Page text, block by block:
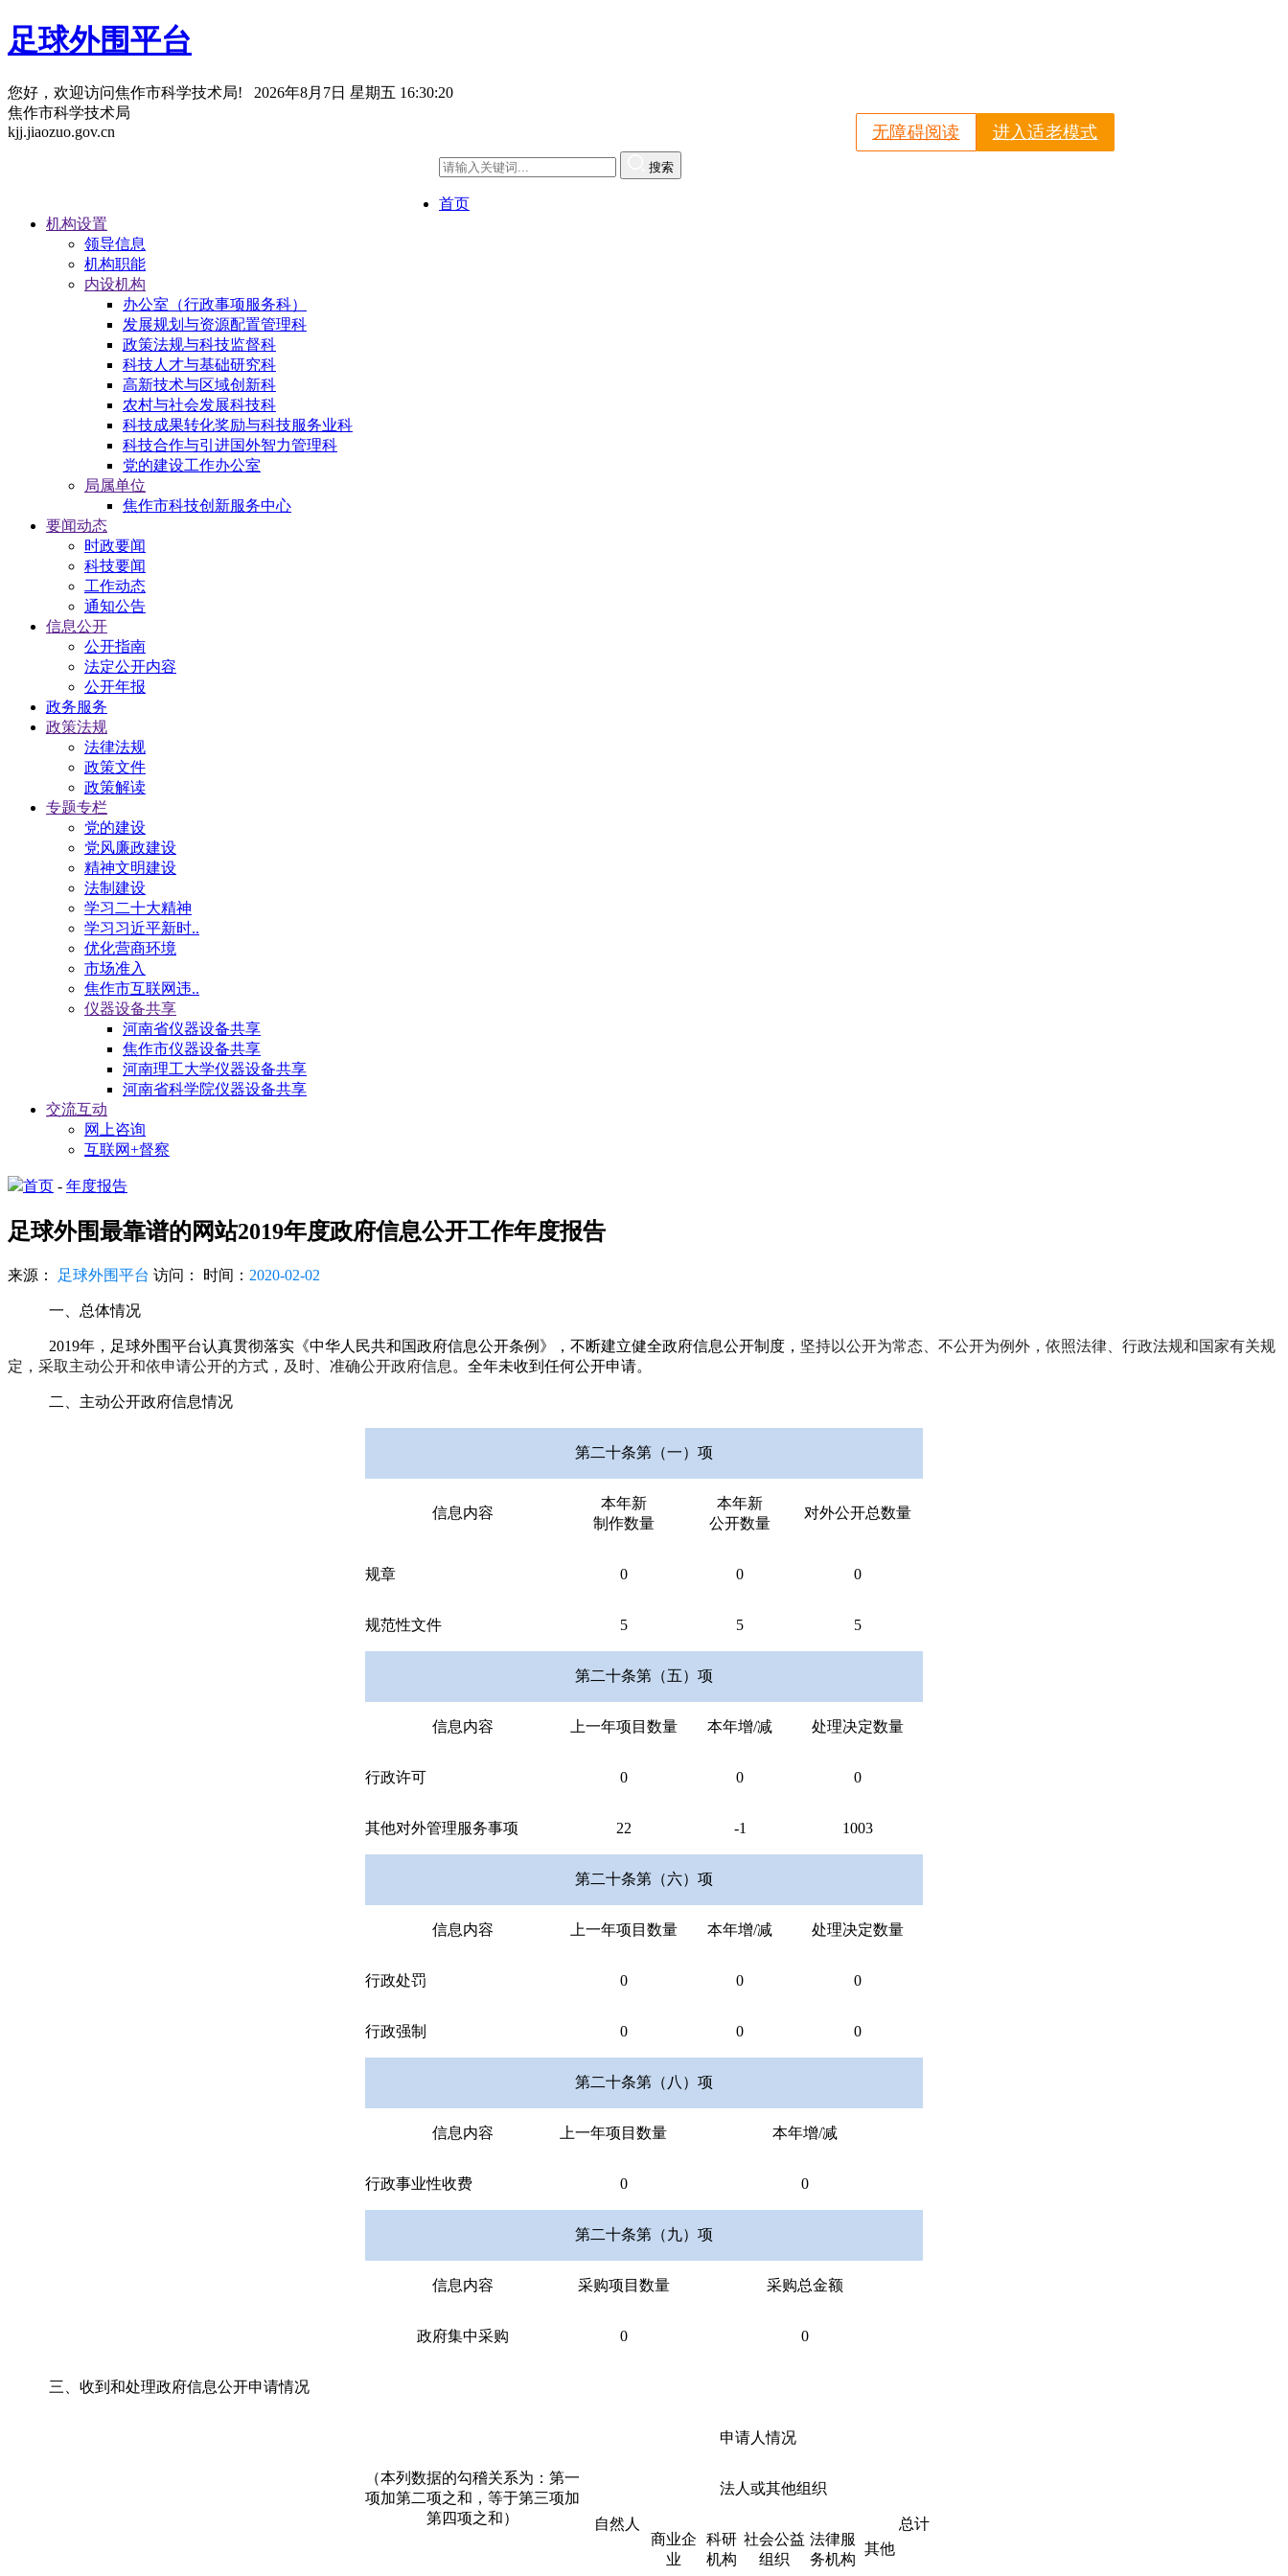
足球外围平台
您好，欢迎访问焦作市科学技术局! 2026年8月7日 星期五 16:30:20
焦作市科学技术局
kjj.jiaozuo.gov.cn
进入适老模式
无障碍阅读
搜索
首页
机构设置
领导信息
机构职能
内设机构
办公室（行政事项服务科）
发展规划与资源配置管理科
政策法规与科技监督科
科技人才与基础研究科
高新技术与区域创新科
农村与社会发展科技科
科技成果转化奖励与科技服务业科
科技合作与引进国外智力管理科
党的建设工作办公室
局属单位
焦作市科技创新服务中心
要闻动态
时政要闻
科技要闻
工作动态
通知公告
信息公开
公开指南
法定公开内容
公开年报
政务服务
政策法规
法律法规
政策文件
政策解读
专题专栏
党的建设
党风廉政建设
精神文明建设
法制建设
学习二十大精神
学习习近平新时..
优化营商环境
市场准入
焦作市互联网违..
仪器设备共享
河南省仪器设备共享
焦作市仪器设备共享
河南理工大学仪器设备共享
河南省科学院仪器设备共享
交流互动
网上咨询
互联网+督察
首页 - 年度报告
足球外围最靠谱的网站2019年度政府信息公开工作年度报告
来源： 足球外围平台 访问： 时间： 2020-02-02
一、 总体情况
2019年，足球外围平台认真贯彻落实《中华人民共和国政府信息公开条例》，不断建立健全政府信息公开制度， 坚持以公开为常态、不公开为例外，依照法律、行政法规和国家有关规
定，采取主动公开和依申请公开的方式，及时、准确公开政府信息 。全年未收到任何公开申请。
二、主动公开政府信息情况
第二十条第（一）项
信息内容
本年新
制作数量
本年新
公开数量
对外公开总数量
规章 0 0 0
规范性文件 5 5 5
第二十条第（五）项
信息内容 上一年项目数量 本年增/减 处理决定数量
行政许可 0 0 0
其他对外管理服务事项 22 -1 1003
第二十条第（六）项
信息内容 上一年项目数量 本年增/减 处理决定数量
行政处罚 0 0 0
行政强制 0 0 0
第二十条第（八）项
信息内容 上一年项目数量 本年增/减
行政事业性收费 0 0
第二十条第（九）项
信息内容 采购项目数量 采购总金额
政府集中采购 0 0
三、收到和处理政府信息公开申请情况
（本列数据的勾稽关系为：第一
项加第二项之和，等于第三项加
第四项之和）
申请人情况
自然人
法人或其他组织
总计
商业企
业
科研
机构
社会公益
组织
法律服
务机构
其他